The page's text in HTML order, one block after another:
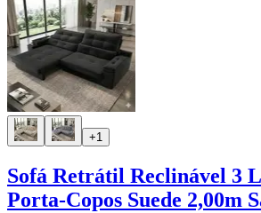
+1
Sofá Retrátil Reclinável 3
Porta-Copos Suede 2,00m